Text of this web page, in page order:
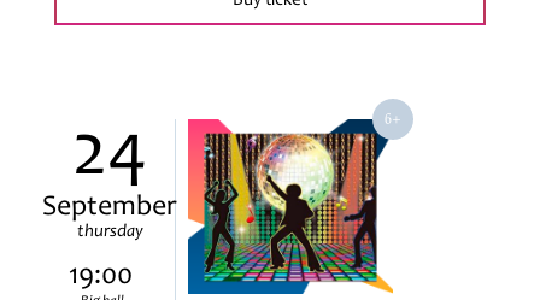
24
September
thursday
19:00